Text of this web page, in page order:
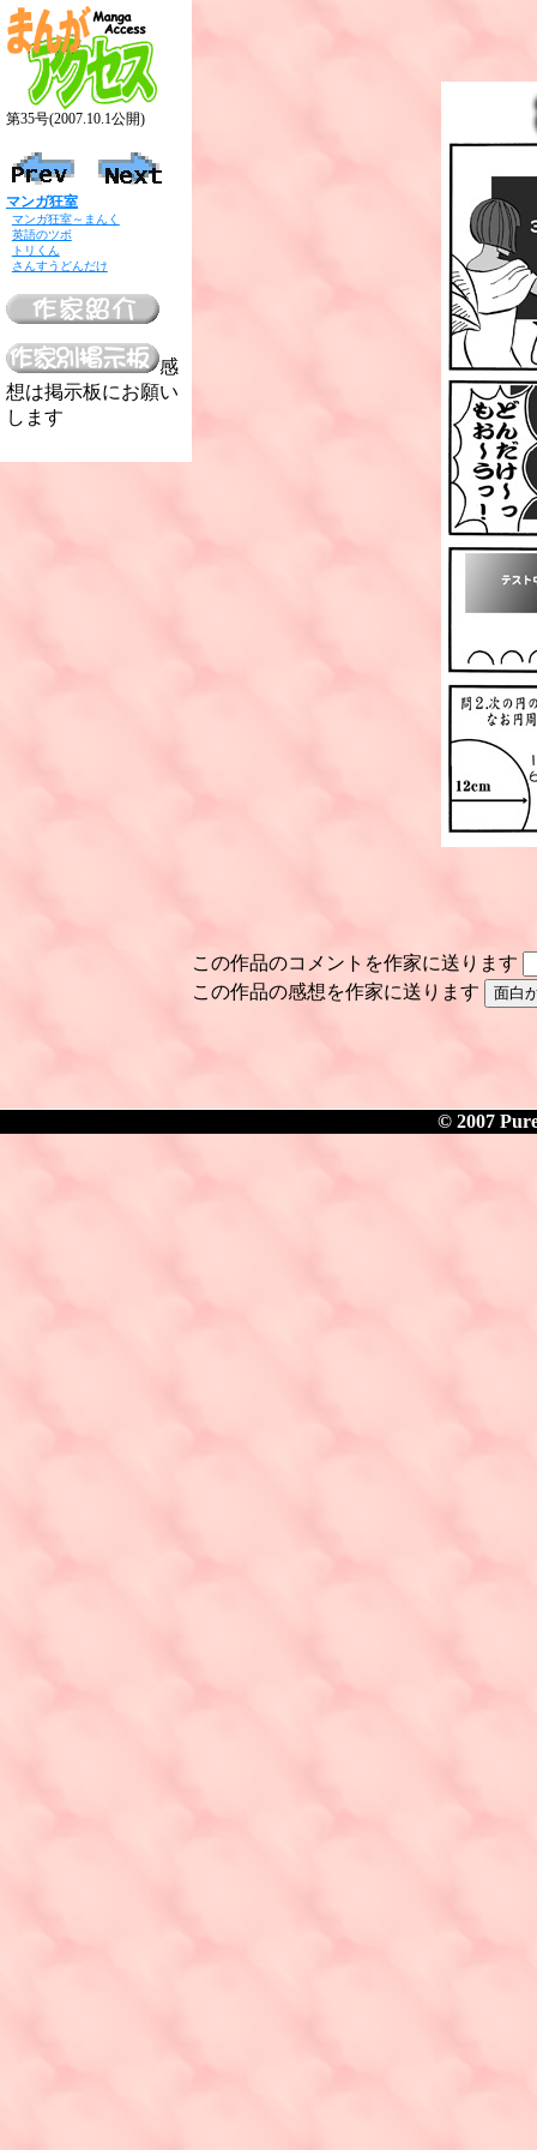
第35号(2007.10.1公開)
マンガ狂室
マンガ狂室～まんく
英語のツボ
トリくん
さんすうどんだけ
感
想は掲示板にお願い
します
この作品のコメントを作家に送ります
この作品の感想を作家に送ります
© 2007